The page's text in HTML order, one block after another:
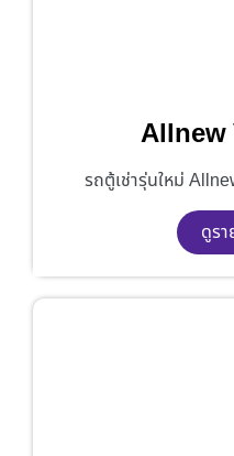
Allnew
รถตู้เช่ารุ่นใหม่
ดูรา